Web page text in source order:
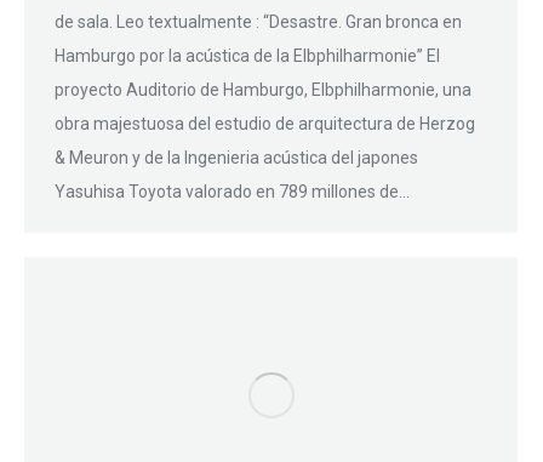
de sala. Leo textualmente : “Desastre. Gran bronca en
Hamburgo por la acústica de la Elbphilharmonie” El
proyecto Auditorio de Hamburgo, Elbphilharmonie, una
obra majestuosa del estudio de arquitectura de Herzog
& Meuron y de la Ingenieria acústica del japones
Yasuhisa Toyota valorado en 789 millones de…